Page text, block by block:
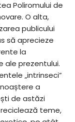
Poliromului de
O alta,
publicului
să aprecieze
la
ale prezentului.
„intrinseci”
a
de astăzi
teme,